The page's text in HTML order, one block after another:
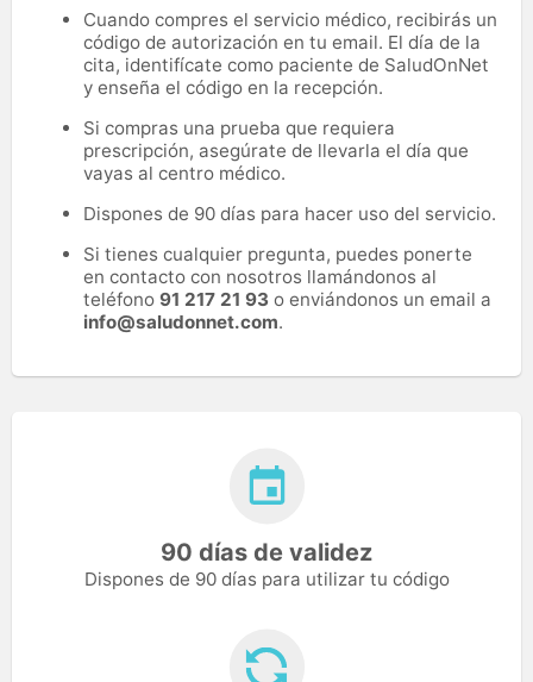
Cuando compres el servicio médico, recibirás un
código de autorización en tu email. El día de la
cita, identifícate como paciente de SaludOnNet
y enseña el código en la recepción.
Si compras una prueba que requiera
prescripción, asegúrate de llevarla el día que
vayas al centro médico.
Dispones de 90 días para hacer uso del servicio.
Si tienes cualquier pregunta, puedes ponerte
en contacto con nosotros llamándonos al
teléfono 91 217 21 93 o enviándonos un email a
info@saludonnet.com.
90 días de validez
Dispones de 90 días para utilizar tu código